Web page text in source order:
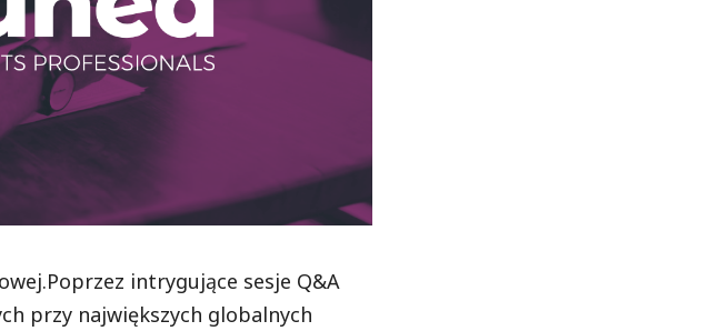
intrygujące sesje Q&A
przy największych globalnych